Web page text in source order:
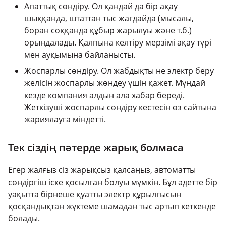
Апаттық сөндіру. Ол қандай да бір ақау
шыққанда, штаттан тыс жағдайда (мысалы,
боран соққанда құбыр жарылуы және т.б.)
орындалады. Қалпына келтіру мерзімі ақау түрі
мен ауқымына байланысты.
Жоспарлы сөндіру. Ол жабдықты не электр беру
желісін жоспарлы жөндеу үшін қажет. Мұндай
кезде компания алдын ала хабар береді.
Жеткізуші жоспарлы сөндіру кестесін өз сайтына
жариялауға міндетті.
Тек сіздің пәтерде жарық болмаса
Егер жалғыз сіз жарықсыз қалсаңыз, автоматты
сөндіргіш іске қосылған болуы мүмкін. Бұл әдетте бір
уақытта бірнеше қуатты электр құрылғысын
қосқандықтан жүктеме шамадан тыс артып кеткенде
болады.